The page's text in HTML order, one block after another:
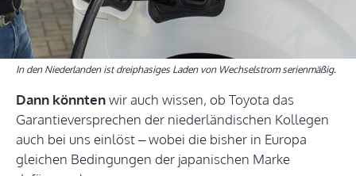
In den Niederlanden ist dreiphasiges Laden von Wechselstrom serienmäßig.
Dann könntenwir auch wissen, ob Toyota das
Garantieversprechen der niederländischen Kollegen
auch bei uns einlöst – wobei die bisher in Europa
gleichen Bedingungen der japanischen Marke